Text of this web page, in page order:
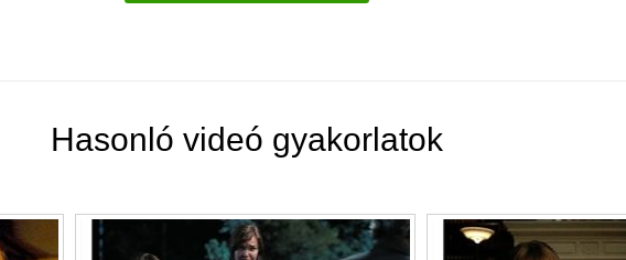
Hasonló videó gyakorlatok